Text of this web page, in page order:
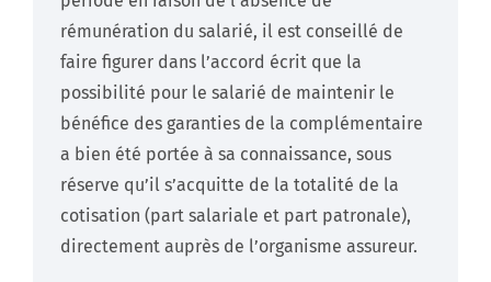
rémunération du salarié, il est conseillé de
faire figurer dans l’accord écrit que la
possibilité pour le salarié de maintenir le
bénéfice des garanties de la complémentaire
a bien été portée à sa connaissance, sous
réserve qu’il s’acquitte de la totalité de la
cotisation (part salariale et part patronale),
directement auprès de l’organisme assureur.